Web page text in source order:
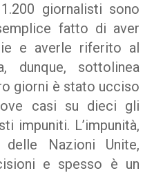
giornalisti sono
fatto di aver
e averle riferito al
dunque, sottolinea
giorni è stato ucciso
casi su dieci gli
impuniti. L’impunità,
delle Nazioni Unite,
e spesso è un